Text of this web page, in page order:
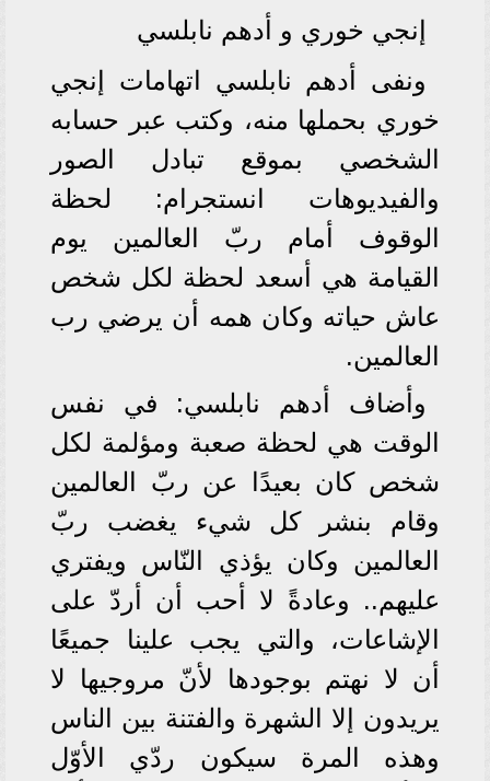
إنجي خوري و أدهم نابلسي
ونفى أدهم نابلسي اتهامات إنجي
خوري بحملها منه، وكتب عبر حسابه
الشخصي بموقع تبادل الصور
والفيديوهات انستجرام: لحظة
الوقوف أمام ربّ العالمين يوم
القيامة هي أسعد لحظة لكل شخص
عاش حياته وكان همه أن يرضي رب
العالمين.
وأضاف أدهم نابلسي: في نفس
الوقت هي لحظة صعبة ومؤلمة لكل
شخص كان بعيدًا عن ربّ العالمين
وقام بنشر كل شيء يغضب ربّ
العالمين وكان يؤذي النّاس ويفتري
عليهم.. وعادةً لا أحب أن أردّ على
الإشاعات، والتي يجب علينا جميعًا
أن لا نهتم بوجودها لأنّ مروجيها لا
يريدون إلا الشهرة والفتنة بين الناس
وهذه المرة سيكون ردّي الأوّل